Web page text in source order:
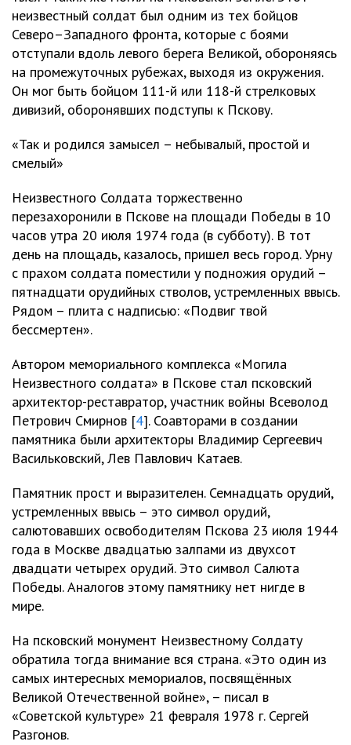
неизвестный солдат был одним из тех бойцов
Северо–Западного фронта, которые с боями
отступали вдоль левого берега Великой, обороняясь
на промежуточных рубежах, выходя из окружения.
Он мог быть бойцом 111-й или 118-й стрелковых
дивизий, оборонявших подступы к Пскову.
«Так и родился замысел – небывалый, простой и
смелый»
Неизвестного Солдата торжественно
перезахоронили в Пскове на площади Победы в 10
часов утра 20 июля 1974 года (в субботу). В тот
день на площадь, казалось, пришел весь город. Урну
с прахом солдата поместили у подножия орудий –
пятнадцати орудийных стволов, устремленных ввысь.
Рядом – плита с надписью: «Подвиг твой
бессмертен».
Автором мемориального комплекса «Могила
Неизвестного солдата» в Пскове стал псковский
архитектор-реставратор, участник войны Всеволод
Петрович Смирнов [4]. Соавторами в создании
памятника были архитекторы Владимир Сергеевич
Васильковский, Лев Павлович Катаев.
Памятник прост и выразителен. Семнадцать орудий,
устремленных ввысь – это символ орудий,
салютовавших освободителям Пскова 23 июля 1944
года в Москве двадцатью залпами из двухсот
двадцати четырех орудий. Это символ Салюта
Победы. Аналогов этому памятнику нет нигде в
мире.
На псковский монумент Неизвестному Солдату
обратила тогда внимание вся страна. «Это один из
самых интересных мемориалов, посвящённых
Великой Отечественной войне», – писал в
«Советской культуре» 21 февраля 1978 г. Сергей
Разгонов.